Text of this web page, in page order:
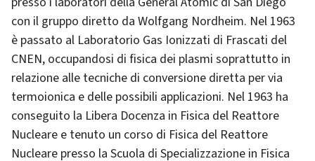
con il gruppo diretto da Wolfgang Nordheim. Nel 1963
è passato al Laboratorio Gas Ionizzati di Frascati del
CNEN, occupandosi di fisica dei plasmi soprattutto in
relazione alle tecniche di conversione diretta per via
termoionica e delle possibili applicazioni. Nel 1963 ha
conseguito la Libera Docenza in Fisica del Reattore
Nucleare e tenuto un corso di Fisica del Reattore
Nucleare presso la Scuola di Specializzazione in Fisica